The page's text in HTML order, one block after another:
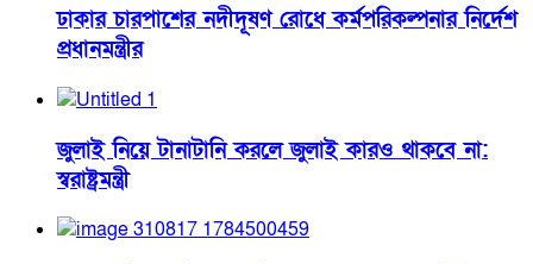
ঢাকার চারপাশের নদীদূষণ রোধে কর্মপরিকল্পনার নির্দেশ
প্রধানমন্ত্রীর
জুলাই নিয়ে টানাটানি করলে জুলাই কারও থাকবে না:
স্বরাষ্ট্রমন্ত্রী